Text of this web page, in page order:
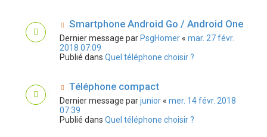
Smartphone Android Go / Android One
Dernier message parPsgHomer« mar. 27 févr.
2018 07:09
Publié dans Quel téléphone choisir ?
Téléphone compact
Dernier message parjunior« mer. 14 févr. 2018
07:39
Publié dans Quel téléphone choisir ?